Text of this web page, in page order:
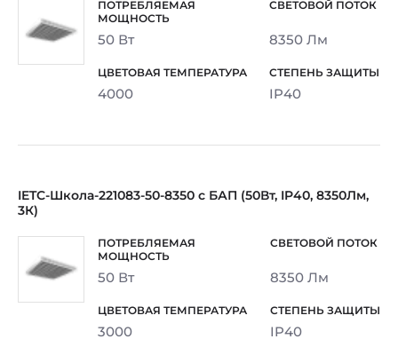
50 Вт 8350 Лм
4000 IP40
IETC-Школа-221083-50-8350 с БАП (50Вт, IP40, 8350Лм,
3К)
50 Вт 8350 Лм
3000 IP40